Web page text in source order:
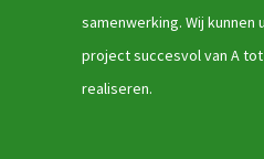
samenwerking. Wij kunnen
project succesvol van A
realiseren.